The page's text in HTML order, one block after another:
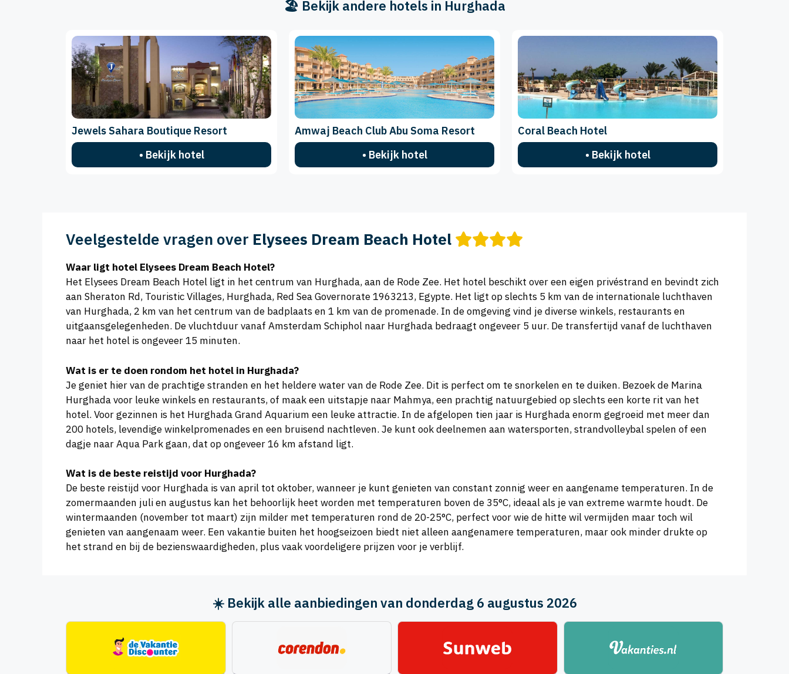
🏖️ Bekijk andere hotels in Hurghada
Jewels Sahara Boutique Resort
• Bekijk hotel
Amwaj Beach Club Abu Soma Resort
• Bekijk hotel
Coral Beach Hotel
• Bekijk hotel
Veelgestelde vragen over Elysees Dream Beach Hotel
Waar ligt hotel Elysees Dream Beach Hotel?
Het Elysees Dream Beach Hotel ligt in het centrum van Hurghada, aan de Rode Zee. Het hotel beschikt over een eigen privéstrand en bevindt zich
aan Sheraton Rd, Touristic Villages, Hurghada, Red Sea Governorate 1963213, Egypte. Het ligt op slechts 5 km van de internationale luchthaven
van Hurghada, 2 km van het centrum van de badplaats en 1 km van de promenade. In de omgeving vind je diverse winkels, restaurants en
uitgaansgelegenheden. De vluchtduur vanaf Amsterdam Schiphol naar Hurghada bedraagt ongeveer 5 uur. De transfertijd vanaf de luchthaven
naar het hotel is ongeveer 15 minuten.
Wat is er te doen rondom het hotel in Hurghada?
Je geniet hier van de prachtige stranden en het heldere water van de Rode Zee. Dit is perfect om te snorkelen en te duiken. Bezoek de Marina
Hurghada voor leuke winkels en restaurants, of maak een uitstapje naar Mahmya, een prachtig natuurgebied op slechts een korte rit van het
hotel. Voor gezinnen is het Hurghada Grand Aquarium een leuke attractie. In de afgelopen tien jaar is Hurghada enorm gegroeid met meer dan
200 hotels, levendige winkelpromenades en een bruisend nachtleven. Je kunt ook deelnemen aan watersporten, strandvolleybal spelen of een
dagje naar Aqua Park gaan, dat op ongeveer 16 km afstand ligt.
Wat is de beste reistijd voor Hurghada?
De beste reistijd voor Hurghada is van april tot oktober, wanneer je kunt genieten van constant zonnig weer en aangename temperaturen. In de
zomermaanden juli en augustus kan het behoorlijk heet worden met temperaturen boven de 35°C, ideaal als je van extreme warmte houdt. De
wintermaanden (november tot maart) zijn milder met temperaturen rond de 20-25°C, perfect voor wie de hitte wil vermijden maar toch wil
genieten van aangenaam weer. Een vakantie buiten het hoogseizoen biedt niet alleen aangenamere temperaturen, maar ook minder drukte op
het strand en bij de bezienswaardigheden, plus vaak voordeligere prijzen voor je verblijf.
☀️ Bekijk alle aanbiedingen van donderdag 6 augustus 2026